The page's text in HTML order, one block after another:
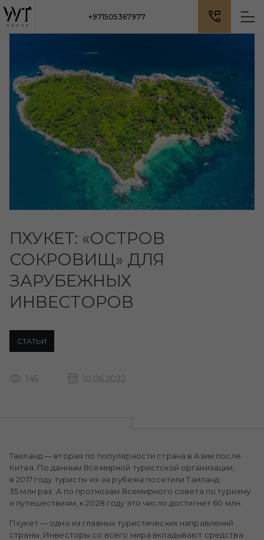
+971505367977
ПХУКЕТ: «ОСТРОВ
СОКРОВИЩ» ДЛЯ
ЗАРУБЕЖНЫХ
ИНВЕСТОРОВ
СТАТЬИ
145 10.06.2022
Таиланд — вторая по популярности страна в Азии после
Китая. По данным Всемирной туристской организации,
в 2017 году туристы из-за рубежа посетили Таиланд
35 млн раз. А по прогнозам Всемирного совета по туризму
и путешествиям, к 2028 году это число достигнет 60 млн.
Пхукет — одно из главных туристических направлений
страны. Инвесторы со всего мира вкладывают средства